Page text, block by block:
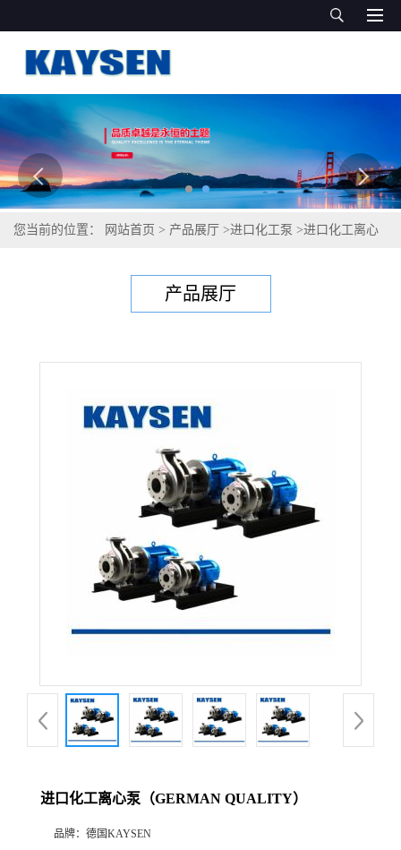
您当前的位置： 网站首页 > 产品展厅 >进口化工泵 >进口化工离心
产品展厅
进口化工离心泵（GERMAN QUALITY）
品牌： 德国KAYSEN